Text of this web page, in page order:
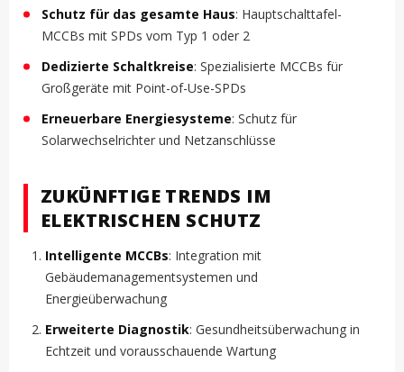
Schutz für das gesamte Haus: Hauptschalttafel-
MCCBs mit SPDs vom Typ 1 oder 2
Dedizierte Schaltkreise: Spezialisierte MCCBs für
Großgeräte mit Point-of-Use-SPDs
Erneuerbare Energiesysteme: Schutz für
Solarwechselrichter und Netzanschlüsse
ZUKÜNFTIGE TRENDS IM
ELEKTRISCHEN SCHUTZ
Intelligente MCCBs: Integration mit
Gebäudemanagementsystemen und
Energieüberwachung
Erweiterte Diagnostik: Gesundheitsüberwachung in
Echtzeit und vorausschauende Wartung